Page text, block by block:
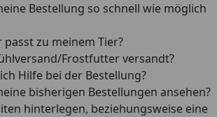
Bestellung so schnell wie möglich
passt zu meinem Tier?
Frostfutter versandt?
Hilfe bei der Bestellung?
bisherigen Bestellungen ansehen?
hinterlegen, beziehungsweise eine